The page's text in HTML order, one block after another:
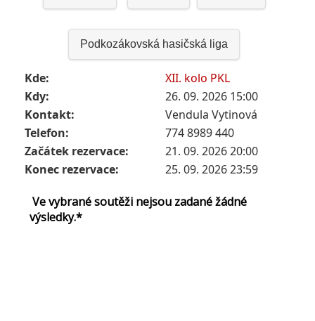
Podkozákovská hasičská liga
Kde:
XII. kolo PKL
Kdy:
26. 09. 2026 15:00
Kontakt:
Vendula Vytinová
Telefon:
774 8989 440
Začátek rezervace:
21. 09. 2026 20:00
Konec rezervace:
25. 09. 2026 23:59